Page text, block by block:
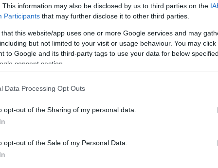
This information may also be disclosed by us to third parties on the
Participants that may further disclose it to other third parties.
that this website/app uses one or more Google services and may
but not limited to your visit or usage behaviour. You may
to Google and its third-party tags to use your data for below
consent section.
Data Processing Opt Outs
opt-out of the Sharing of my personal data.
opt-out of the Sale of my Personal Data.
2024.
hét
2
POSZT
52. hét
4
POSZT
2024.
51. hét
4
POSZT
3 1
2024.
4 1 1